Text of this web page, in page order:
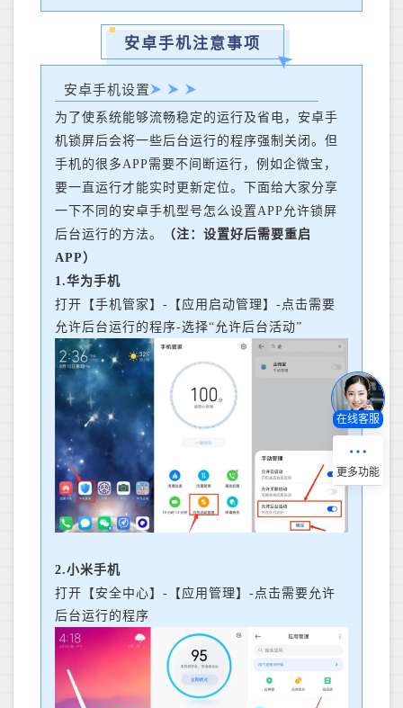
安卓手机注意事项
安卓手机设置
为了使系统能够流畅稳定的运行及省电，安卓手
机锁屏后会将一些后台运行的程序强制关闭。但
手机的很多APP需要不间断运行，例如企微宝，
要一直运行才能实时更新定位。下面给大家分享
一下不同的安卓手机型号怎么设置APP允许锁屏
后台运行的方法。
（注：设置好后需要重启
APP）
1.华为手机
打开【手机管家】-【应用启动管理】-点击需要
允许后台运行的程序-选择“允许后台活动”
2.小米手机
打开【安全中心】-【应用管理】-点击需要允许
后台运行的程序
在线客服